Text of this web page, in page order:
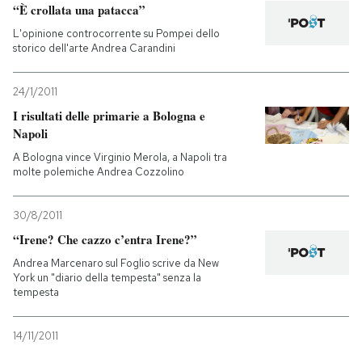
“È crollata una patacca”
L'opinione controcorrente su Pompei dello
storico dell'arte Andrea Carandini
24/1/2011
I risultati delle primarie a Bologna e
Napoli
A Bologna vince Virginio Merola, a Napoli tra
molte polemiche Andrea Cozzolino
30/8/2011
“Irene? Che cazzo c’entra Irene?”
Andrea Marcenaro sul Foglio scrive da New
York un "diario della tempesta" senza la
tempesta
14/11/2011